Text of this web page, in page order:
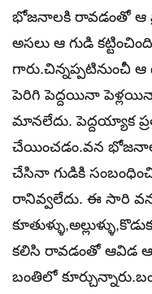
భోజనాలకి రావడంతో ఆ
అసలు ఆ గుడి
గారు.చిన్నప్పటినుంచీ
పెరిగి పెద్దయినా
మానలేదు. పెద్దయ్యాక
చేయించడం.వన
చేసినా గుడికి
రానివ్వలేదు. ఈ సారి
కలిసి రావడంతో ఆవిడ
బంతిలో